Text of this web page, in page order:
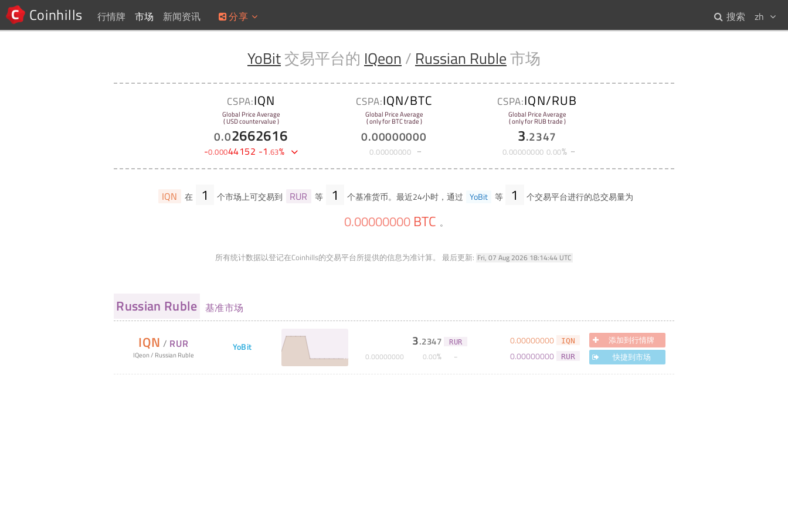
Coinhills 行情牌 市场 新闻资讯 分享 zh
搜索
YoBit交易平台的 IQeon / Russian Ruble市场
CSPA:IQN
Global Price Average
( USD countervalue )
0.02662616
-0.00044152 -1.63%
CSPA:IQN/BTC
Global Price Average
( only for BTC trade )
0.00000000
0.00000000
CSPA:IQN/RUB
Global Price Average
( only for RUB trade )
3.2347
0.00000000 0.00%
IQN 在 1 个市场上可交易到 RUR 等 1 个基准货币。最近24小时，通过 YoBit 等 1 个交易平台进行的总交易量为
0.00000000 BTC 。
所有统计数据以登记在Coinhills的交易平台所提供的信息为准计算。 最后更新: Fri, 07 Aug 2026 18:14:44 UTC
Russian Ruble 基准市场
IQN / RUR
IQeon/ Russian Ruble
YoBit 3.2347 RUR
0.00000000 0.00%
0.00000000 IQN
0.00000000 RUR
添加到行情牌
快捷到市场